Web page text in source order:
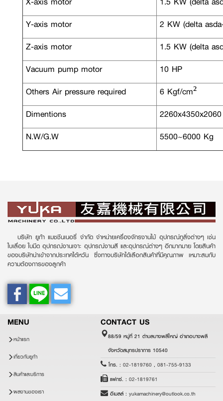
Y-axis motor
2 KW (delta
Z-axis motor
1.5 KW (delta
Vacuum pump motor
10 HP
Others Air pressure required
6 Kgf/cm²
Dimentions
N.W/G.W
5500~6000 Kg
บริษัท ยูก้า แมชชีนเนอรี่ จำกัด จำหน่ายเครื่องจักรงานไม้ อุปกรณ์ทูลิ่งต่างๆ เช่น
ใบเลื่อย ใบมีด อุปกรณ์งานเจาะ อุปกรณ์งานสี และอุปกรณ์ต่างๆ อีกมากมาย โดยสินค้า
ของบริษัทนำเข้าจากประเทศไต้หวัน ซึ่งทางบริษัทได้เลือกสินค้าที่มีคุณภาพ เหมาะสมกับ
ความต้องการของลูกค้า
MENU
หน้าแรก
เกี่ยวกับยูก้า
สินค้าและบริการ
ผลงานของเรา
CONTACT US
88/59 หมู่ที่ 21 ตำบลบางพลีใหญ่ อำเภอบางพลี
จังหวัดสมุทรปราการ 10540
โทร. : 02-1819760 , 081-755-9133
แฟกซ์. : 02-1819761
อีเมลล์ : yukamachinery@outlook.co.th